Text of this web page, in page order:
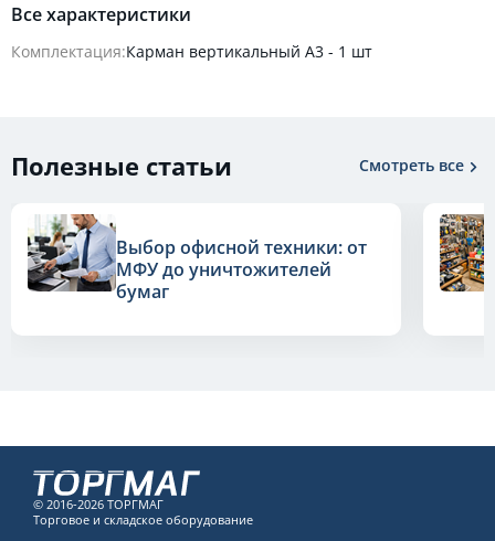
Все характеристики
Комплектация:Карман вертикальный А3 - 1 шт
Полезные статьи Смотреть все
Выбор офисной техники: от
МФУ до уничтожителей
бумаг
© 2016-2026 ТОРГМАГ
Торговое и складское оборудование